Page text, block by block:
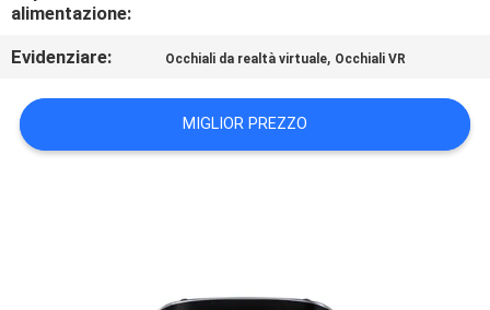
SHOPPING
ONLINE
alimentazione:
Evidenziare: Occhiali da realtà virtuale, Occhiali VR
MIGLIOR PREZZO